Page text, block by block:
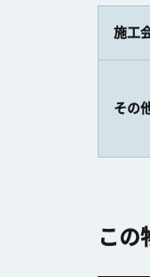
施工
その
この